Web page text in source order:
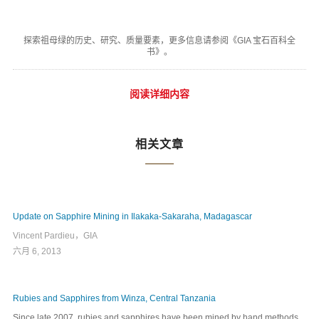
探索祖母绿的历史、研究、质量要素，更多信息请参阅《GIA 宝石百科全
书》。
阅读详细内容
相关文章
Update on Sapphire Mining in Ilakaka-Sakaraha, Madagascar
Vincent Pardieu，GIA
六月 6, 2013
Rubies and Sapphires from Winza, Central Tanzania